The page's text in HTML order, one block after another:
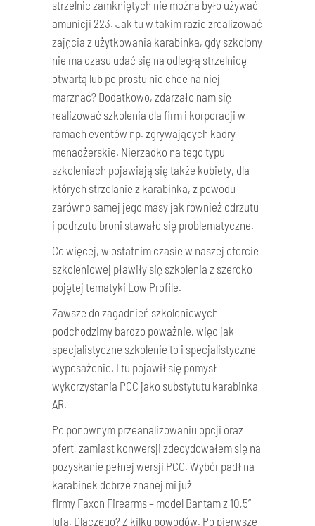
strzelnic zamkniętych nie można było używać
amunicji 223. Jak tu w takim razie zrealizować
zajęcia z użytkowania karabinka, gdy szkolony
nie ma czasu udać się na odległą strzelnicę
otwartą lub po prostu nie chce na niej
marznąć? Dodatkowo, zdarzało nam się
realizować szkolenia dla firm i korporacji w
ramach eventów np. zgrywających kadry
menadżerskie. Nierzadko na tego typu
szkoleniach pojawiają się także kobiety, dla
których strzelanie z karabinka, z powodu
zarówno samej jego masy jak również odrzutu
i podrzutu broni stawało się problematyczne.
Co więcej, w ostatnim czasie w naszej ofercie
szkoleniowej pławiły się szkolenia z szeroko
pojętej tematyki Low Profile.
Zawsze do zagadnień szkoleniowych
podchodzimy bardzo poważnie, więc jak
specjalistyczne szkolenie to i specjalistyczne
wyposażenie. I tu pojawił się pomysł
wykorzystania PCC jako substytutu karabinka
AR.
Po ponownym przeanalizowaniu opcji oraz
ofert, zamiast konwersji zdecydowałem się na
pozyskanie pełnej wersji PCC. Wybór padł na
karabinek dobrze znanej mi już
firmy Faxon Firearms – model Bantam z 10,5”
lufą. Dlaczego? Z kilku powodów. Po pierwsze